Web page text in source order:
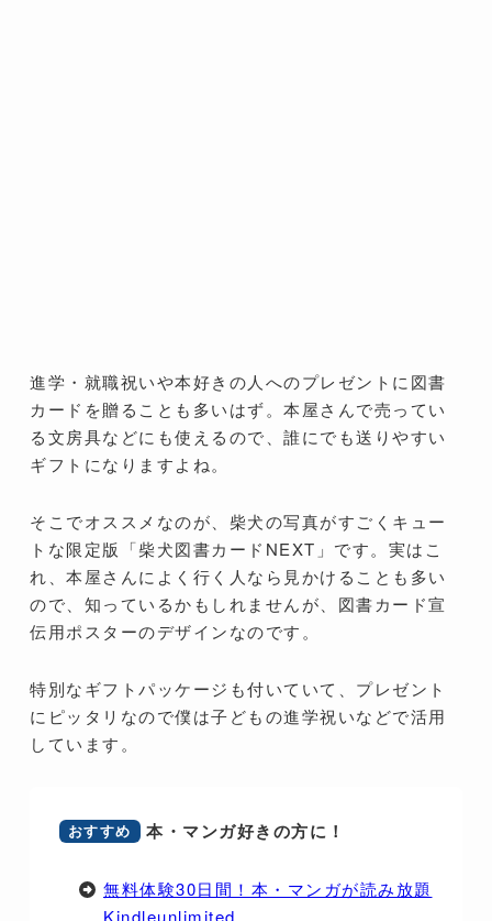
進学・就職祝いや本好きの人へのプレゼントに図書
カードを贈ることも多いはず。本屋さんで売ってい
る文房具などにも使えるので、誰にでも送りやすい
ギフトになりますよね。
そこでオススメなのが、柴犬の写真がすごくキュー
トな限定版「柴犬図書カードNEXT」です。実はこ
れ、本屋さんによく行く人なら見かけることも多い
ので、知っているかもしれませんが、図書カード宣
伝用ポスターのデザインなのです。
特別なギフトパッケージも付いていて、プレゼント
にピッタリなので僕は子どもの進学祝いなどで活用
しています。
おすすめ 本・マンガ好きの方に！
無料体験30日間！本・マンガが読み放題